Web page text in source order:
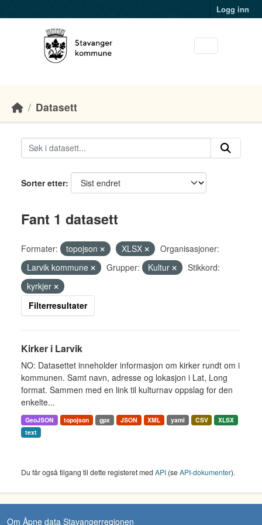
Logg inn
Datasett
Sorter etter
Fant 1 datasett
Formater: topojson XLSX
Organisasjoner:
Larvik kommune
Grupper: Kultur
Stikkord:
kyrkjer
Filterresultater
Kirker i Larvik
NO: Datasettet inneholder informasjon om kirker rundt om i
kommunen. Samt navn, adresse og lokasjon i Lat, Long
format. Sammen med en link til kulturnav oppslag for den
enkelte...
GeoJSON topojson gpx JSON XML yaml CSV
XLSX
text
Du får også tilgang til dette registeret med API (seAPI-dokumenter).
Om Åpne data Stavangerregionen